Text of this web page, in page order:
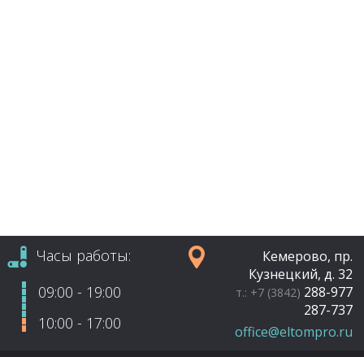
Часы работы:
09:00 - 19:00
10:00 - 17:00
Кемерово, пр.
Кузнецкий, д. 32
т.: +7 (3842) 288-977
287-737
office@eltompro.ru